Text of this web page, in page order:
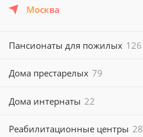
Москва
Пансионаты для пожилых 126
Дома престарелых 79
Дома интернаты 22
Реабилитационные центры 28